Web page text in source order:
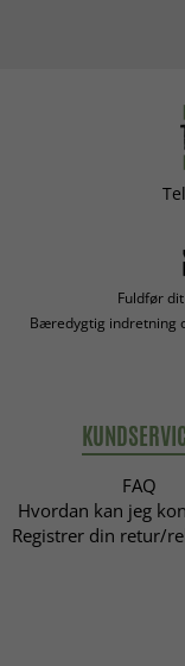
Fuldfør
Bæredygtig indretning
FAQ
Hvordan kan jeg
Registrer din retur/